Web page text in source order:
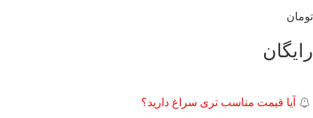
تومان
رایگان
آیا قیمت مناسب تری سراغ دارید؟